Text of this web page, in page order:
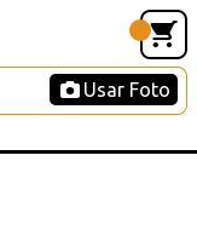
Usar Foto